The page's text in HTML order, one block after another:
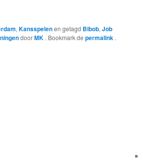
, Kansspelenen getagd Bibob, Job
doorMK . Bookmark de permalink .